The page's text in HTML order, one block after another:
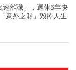
速離職」，退休5年快
意外之財」毀掉人生